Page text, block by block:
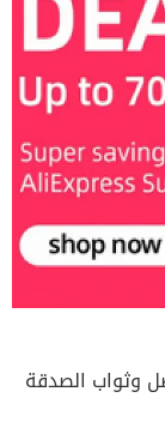
وثواب الصدقة